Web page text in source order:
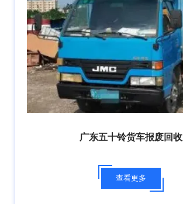
广东五十铃货车报废回收
查看更多